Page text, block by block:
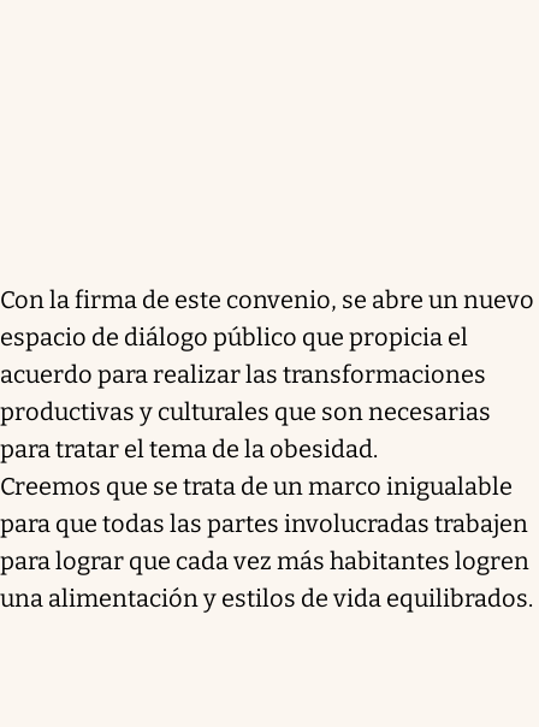
Con la firma de este convenio, se abre un nuevo
espacio de diálogo público que propicia el
acuerdo para realizar las transformaciones
productivas y culturales que son necesarias
para tratar el tema de la obesidad.
Creemos que se trata de un marco inigualable
para que todas las partes involucradas trabajen
para lograr que cada vez más habitantes logren
una alimentación y estilos de vida equilibrados.